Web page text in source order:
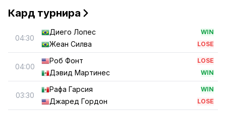
Кард турнира
04:30
Диего Лопес WIN
Жеан Силва LOSE
04:00
Роб Фонт LOSE
Дэвид Мартинес WIN
03:30
Рафа Гарсия WIN
Джаред Гордон LOSE